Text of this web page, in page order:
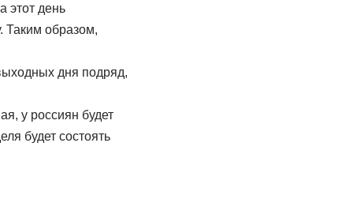
этот день
Таким образом,
дня подряд,
у россиян будет
будет состоять